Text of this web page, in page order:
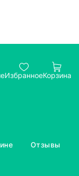
ИзбранноеКорзина
Отзывы